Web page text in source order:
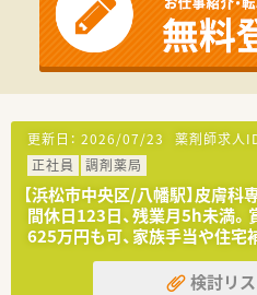
更新日： 2026/07/23 薬剤師求人ID
正社員
調剤薬局
【浜松市中央区/八幡駅】皮膚科
間休日123日、残業月5h未満
625万円も可、家族手当や住宅
検討リ